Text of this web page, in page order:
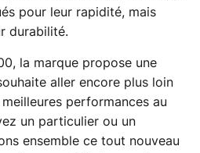
pour leur rapidité, mais
durabilité.
la marque propose une
aller encore plus loin
performances au
un particulier ou un
ensemble ce tout nouveau